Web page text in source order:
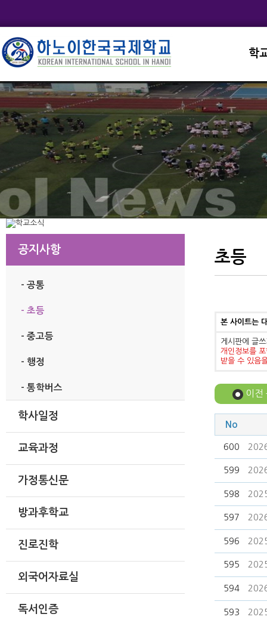
학
학
학
학
공지사항
- 공통
- 초등
- 중고등
- 행정
- 통학버스
학사일정
교육과정
가정통신문
방과후학교
진로진학
외국어자료실
독서인증
초등
본 사이트는
게시판에 글
개인정보를
받을 수 있음
이전
No
600
599
598
597
596
595
594
593